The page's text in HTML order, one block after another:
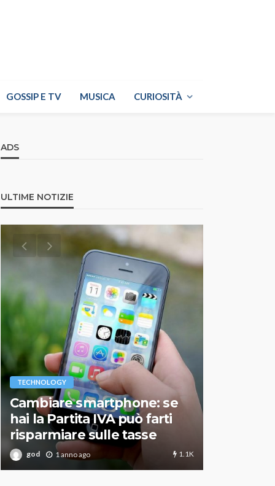
GOSSIP E TV MUSICA CURIOSITÀ
ADS
ULTIME NOTIZIE
TECHNOLOGY
Cambiare smartphone: se
hai la Partita IVA può farti
risparmiare sulle tasse
god 1 anno ago 1.1K